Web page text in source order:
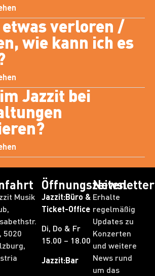
etwas verloren /
wie kann ich es
Jazzit bei
Musik
5020
Öffnungszeiten
Jazzit:Büro &
Ticket-Office
Di, Do & Fr
15.00 – 18.00
Jazzit:Bar
Newsletter
Erhalte
regelmäßig
Updates zu
Konzerten
und weitere
News rund
um das